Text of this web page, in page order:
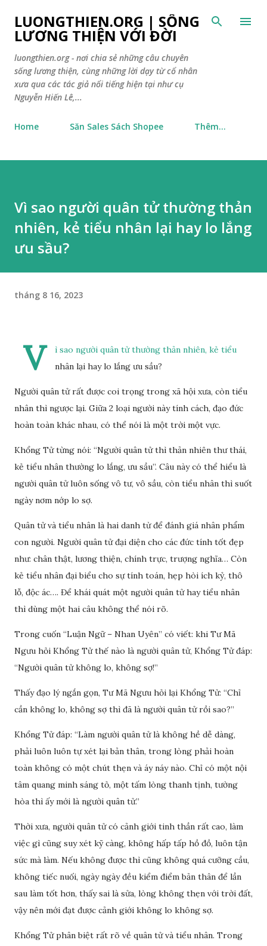
Chuyển đến nội dung chính
LUONGTHIEN.ORG | SỐNG
LƯƠNG THIỆN VỚI ĐỜI
luongthien.org - nơi chia sẻ những câu chuyên
sống lương thiện, cùng những lời dạy từ cổ nhân
xưa qua các tác giả nổi tiếng hiện tại như cụ
Nguyễn Hiến Lê,...
Home Săn Sales Sách Shopee Thêm…
Vì sao người quân tử thường thản
nhiên, kẻ tiểu nhân lại hay lo lắng
ưu sầu?
tháng 8 16, 2023
V
ì sao người quân tử thường thản nhiên, kẻ tiểu
nhân lại hay lo lắng ưu sầu?
Người quân tử rất được coi trọng trong xã hội xưa, còn tiểu
nhân thì ngược lại. Giữa 2 loại người này tính cách, đạo đức
hoàn toàn khác nhau, có thể nói là một trời một vực.
Khổng Tử từng nói: “Người quân tử thì thản nhiên thư thái,
kẻ tiểu nhân thường lo lắng, ưu sầu”. Câu này có thể hiểu là
người quân tử luôn sống vô tư, vô sầu, còn tiểu nhân thì suốt
ngày nơm nớp lo sợ.
Quân tử và tiểu nhân là hai danh từ để đánh giá nhân phẩm
con người. Người quân tử đại diện cho các đức tính tốt đẹp
như: chân thật, lương thiện, chính trực, trượng nghĩa… Còn
kẻ tiểu nhân đại biểu cho sự tính toán, hẹp hòi ích kỷ, thô
lỗ, độc ác…. Để khái quát một người quân tử hay tiểu nhân
thì dùng một hai câu không thể nói rõ.
Trong cuốn “Luận Ngữ – Nhan Uyên” có viết: khi Tư Mã
Ngưu hỏi Khổng Tử thế nào là người quân tử, Khổng Tử đáp:
“Người quân tử không lo, không sợ!”
Thấy đạo lý ngắn gọn, Tư Mã Ngưu hỏi lại Khổng Tử: “Chỉ
cần không lo, không sợ thì đã là người quân tử rồi sao?”
Khổng Tử đáp: “Làm người quân tử là không hề dễ dàng,
phải luôn luôn tự xét lại bản thân, trong lòng phải hoàn
toàn không có một chút thẹn và áy náy nào. Chỉ có một nội
tâm quang minh sáng tỏ, một tấm lòng thanh tịnh, tường
hòa thì ấy mới là người quân tử.”
Thời xưa, người quân tử có cảnh giới tinh thần rất cao, làm
việc gì cũng suy xét kỹ càng, không hấp tấp hồ đồ, luôn tận
sức mà làm. Nếu không được thì cũng không quá cưỡng cầu,
không tiếc nuối, ngày ngày đều kiểm điểm bản thân để lần
sau làm tốt hơn, thấy sai là sửa, lòng không thẹn với trời đất,
vậy nên mới đạt được cảnh giới không lo không sợ.
Khổng Tử phân biệt rất rõ về quân tử và tiểu nhân. Trong